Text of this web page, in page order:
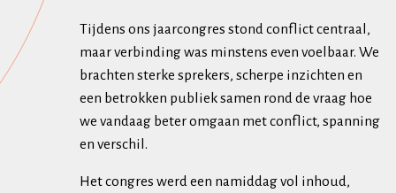
Tijdens ons jaarcongres stond conflict centraal,
maar verbinding was minstens even voelbaar. We
brachten sterke sprekers, scherpe inzichten en
een betrokken publiek samen rond de vraag hoe
we vandaag beter omgaan met conflict, spanning
en verschil.
Het congres werd een namiddag vol inhoud,